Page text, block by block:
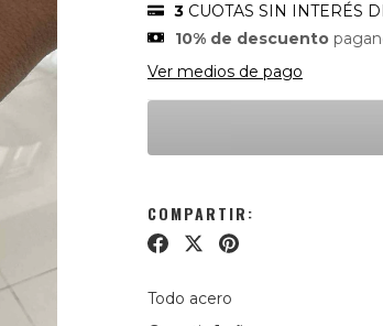
3 CUOTAS SIN INTERÉS
10% de descuento
Ver medios de pago
COMPARTIR:
Todo acero